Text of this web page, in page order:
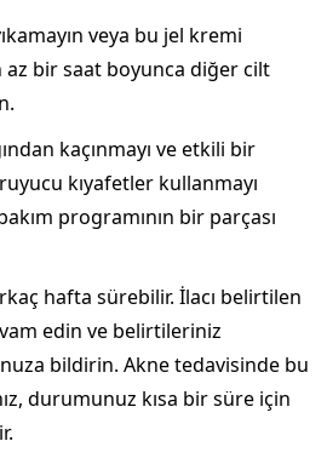
veya bu jel kremi
az bir saat boyunca diğer cilt
kaçınmayı ve etkili bir
kıyafetler kullanmayı
programının bir parçası
hafta sürebilir. İlacı belirtilen
edin ve belirtileriniz
bildirin. Akne tedavisinde bu
durumunuz kısa bir süre için